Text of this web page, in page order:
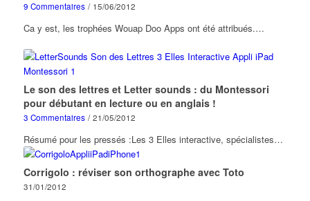
9 Commentaires / 15/06/2012
Ca y est, les trophées Wouap Doo Apps ont été attribués.…
Le son des lettres et Letter sounds : du Montessori
pour débutant en lecture ou en anglais !
3 Commentaires / 21/05/2012
Résumé pour les pressés :Les 3 Elles interactive, spécialistes…
Corrigolo : réviser son orthographe avec Toto
31/01/2012